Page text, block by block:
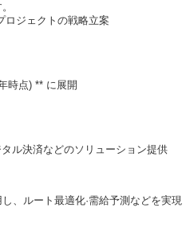
ロジェクトの戦略立案
時点) ** に展開
ル決済などのソリューション提供
、ルート最適化·需給予測などを実現